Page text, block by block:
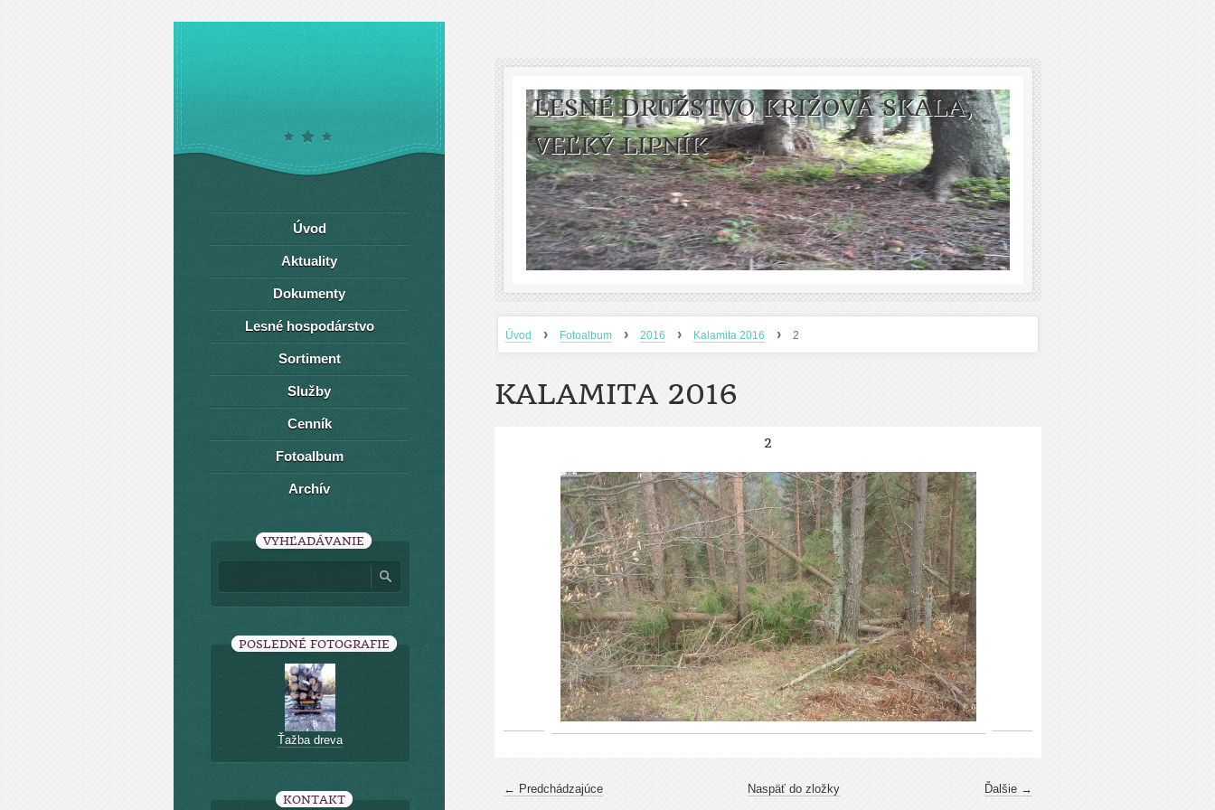
LESNÉ DRUŽSTVO KRIŽOVÁ SKALA,
VEĽKÝ LIPNÍK
Úvod › Fotoalbum › 2016 › Kalamita 2016 › 2
KALAMITA 2016
2
← Predchádzajúce Ďalšie →
Naspäť do zložky
Úvod
Aktuality
Dokumenty
Lesné hospodárstvo
Sortiment
Služby
Cenník
Fotoalbum
Archív
VYHĽADÁVANIE
POSLEDNÉ FOTOGRAFIE
Ťažba dreva
KONTAKT